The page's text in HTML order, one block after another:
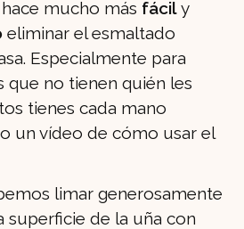
mucho más fácily
eliminar el esmaltado
Especialmente para
que no tienen quién les
tienes cada mano
un vídeo de cómo usar el
limar generosamente
superficie de la uña con